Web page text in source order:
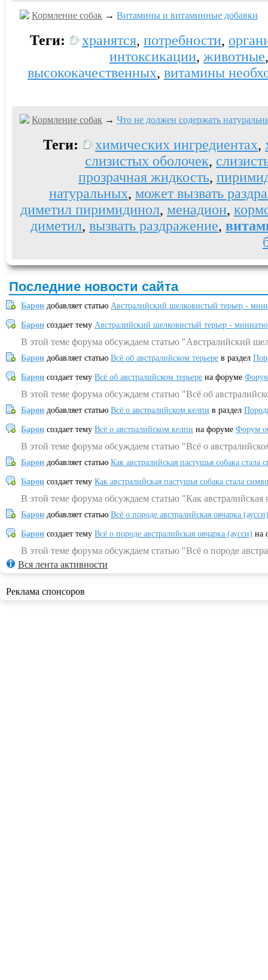
Кормление собак → Витамины и витаминные добавки
Теги: хранятся, потребности,
интоксикации, животные
высококачественных, витамины
Кормление собак → Что не должен содержать
Теги: химических ингредиентах,
слизистых оболочек,
прозрачная жидкость,
натуральных, может вызвать
диметил пиримидинол, менадион,
диметил, вызвать раздражение,
Последние новости сайта
Барон добавляет статью Австралийский шелковистый терьер -
Барон создает тему Австралийский шелковистый терьер -
В этой теме форума обсуждаем статью "Австралийский
Барон добавляет статью Всё об австралийском терьере в раздел
Барон создает тему Всё об австралийском терьере на форуме
В этой теме форума обсуждаем статью "Всё об
Барон добавляет статью Всё о австралийском келпи в раздел
Барон создает тему Всё о австралийском келпи на форуме Форум
В этой теме форума обсуждаем статью "Всё о
Барон добавляет статью Как австралийская пастушья собака
Барон создает тему Как австралийская пастушья собака стала
В этой теме форума обсуждаем статью "Как
Барон добавляет статью Всё о породе австралийская овчарка (аусси)
Барон создает тему Всё о породе австралийская овчарка (аусси) на
В этой теме форума обсуждаем статью "Всё о породе
Вся лента активности
Реклама спонсоров